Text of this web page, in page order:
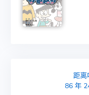
距离
86 年